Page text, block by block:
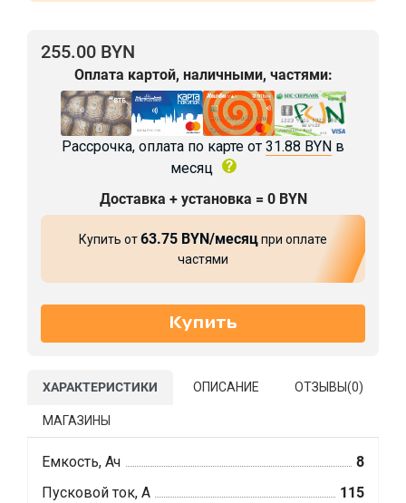
255.00 BYN
Оплата картой, наличными, частями:
Рассрочка, оплата по карте от 31.88 BYN в
месяц
Доставка + установка = 0 BYN
Купить от63.75 BYN/месяцпри оплате
частями
ХАРАКТЕРИСТИКИ ОПИСАНИЕ ОТЗЫВЫ(0)
МАГАЗИНЫ
Емкость, Ач
8
Пусковой ток, А
115